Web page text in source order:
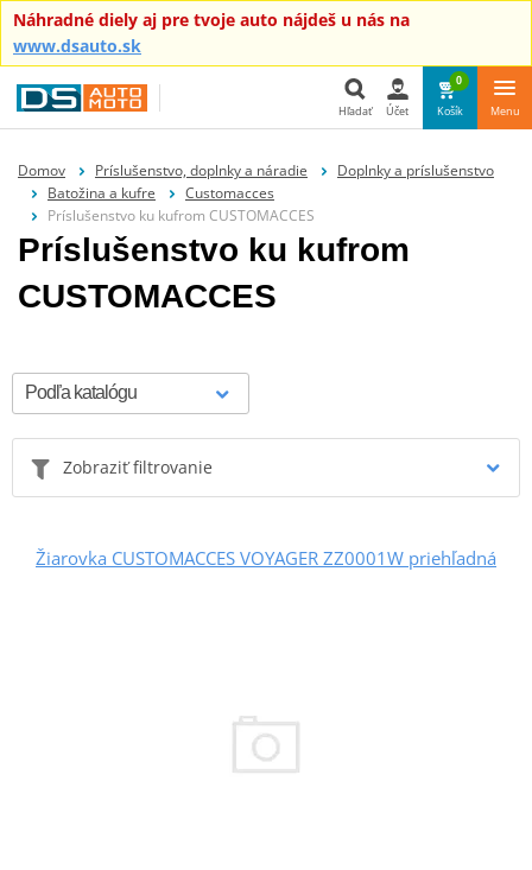
Náhradné diely aj pre tvoje auto nájdeš u nás na
www.dsauto.sk
Hľadať
Hľadať Účet
0
Košík Menu
Domov Príslušenstvo, doplnky a náradie
Doplnky a príslušenstvo
Batožina a kufre
Customacces
Príslušenstvo ku kufrom CUSTOMACCES
Príslušenstvo ku kufrom
CUSTOMACCES
Zobraziť filtrovanie
Žiarovka CUSTOMACCES VOYAGER ZZ0001W priehľadná